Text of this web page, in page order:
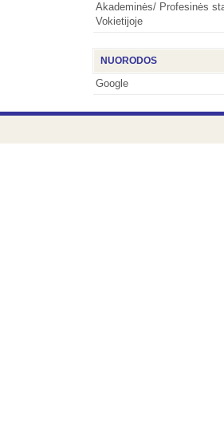
Akademinės/ Profesinės
Vokietijoje
NUORODOS
Google